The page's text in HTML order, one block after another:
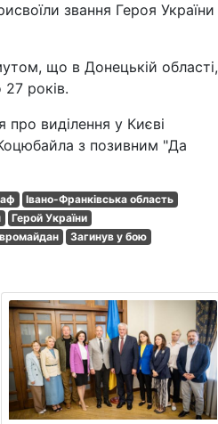
звання Героя України
що в Донецькій області,
років.
виділення у Києві
з позивним "Да
Івано-Франківська область
Герой України
Загинув у бою